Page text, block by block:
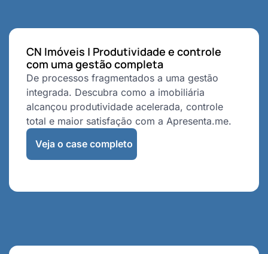
CN Imóveis | Produtividade e controle
com uma gestão completa
De processos fragmentados a uma gestão
integrada. Descubra como a imobiliária
alcançou produtividade acelerada, controle
total e maior satisfação com a Apresenta.me.
Veja o case completo